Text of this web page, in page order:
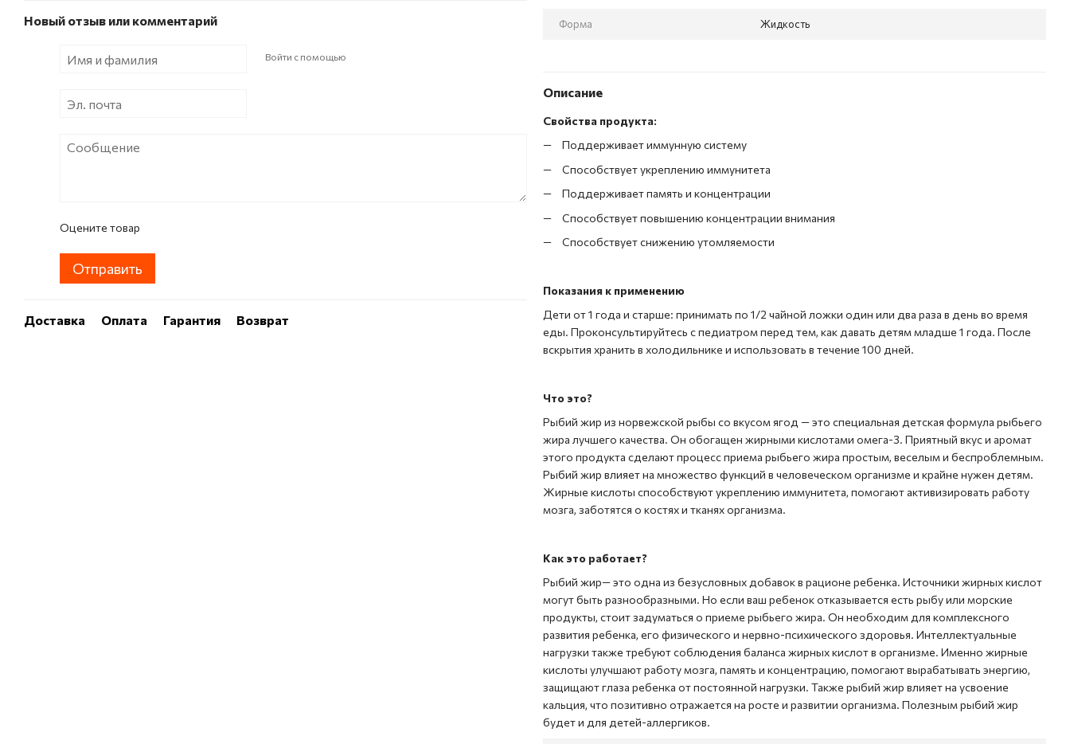
Новый отзыв или комментарий
Войти с помощью
Оцените товар
Отправить
Доставка Оплата Гарантия Возврат
Форма Жидкость
Описание
Свойства продукта:
Поддерживает иммунную систему
Способствует укреплению иммунитета
Поддерживает память и концентрации
Способствует повышению концентрации внимания
Способствует снижению утомляемости
Показания к применению
Дети от 1 года и старше: принимать по 1/2 чайной ложки один или два раза в день во время
еды. Проконсультируйтесь с педиатром перед тем, как давать детям младше 1 года. После
вскрытия хранить в холодильнике и использовать в течение 100 дней.
Что это?
Рыбий жир из норвежской рыбы со вкусом ягод — это специальная детская формула рыбьего
жира лучшего качества. Он обогащен жирными кислотами омега-3. Приятный вкус и аромат
этого продукта сделают процесс приема рыбьего жира простым, веселым и беспроблемным.
Рыбий жир влияет на множество функций в человеческом организме и крайне нужен детям.
Жирные кислоты способствуют укреплению иммунитета, помогают активизировать работу
мозга, заботятся о костях и тканях организма.
Как это работает?
Рыбий жир— это одна из безусловных добавок в рационе ребенка. Источники жирных кислот
могут быть разнообразными. Но если ваш ребенок отказывается есть рыбу или морские
продукты, стоит задуматься о приеме рыбьего жира. Он необходим для комплексного
развития ребенка, его физического и нервно-психического здоровья. Интеллектуальные
нагрузки также требуют соблюдения баланса жирных кислот в организме. Именно жирные
кислоты улучшают работу мозга, память и концентрацию, помогают вырабатывать энергию,
защищают глаза ребенка от постоянной нагрузки. Также рыбий жир влияет на усвоение
кальция, что позитивно отражается на росте и развитии организма. Полезным рыбий жир
будет и для детей-аллергиков.